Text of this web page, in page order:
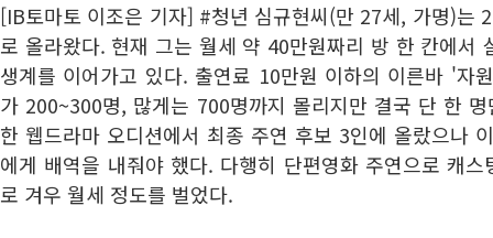
[IB토마토 이조은 기자] #청년 심규현씨(만 27세, 가명)는
로 올라왔다. 현재 그는 월세 약 40만원짜리 방 한 칸에서
생계를 이어가고 있다. 출연료 10만원 이하의 이른바 '자
가 200~300명, 많게는 700명까지 몰리지만 결국 단 한
한 웹드라마 오디션에서 최종 주연 후보 3인에 올랐으나
에게 배역을 내줘야 했다. 다행히 단편영화 주연으로 캐
로 겨우 월세 정도를 벌었다.